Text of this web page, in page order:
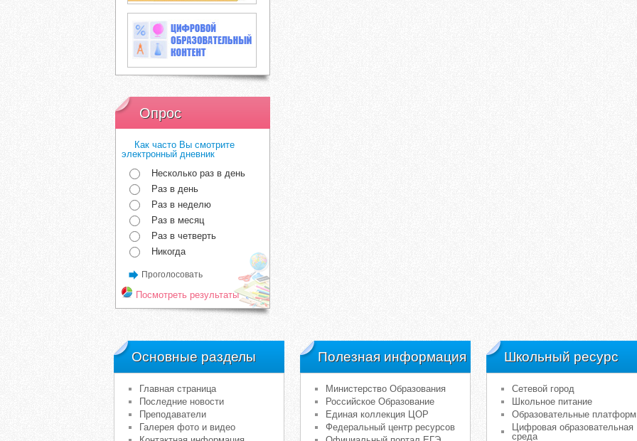
Опрос
Как часто Вы смотрите
электронный дневник
Несколько раз в день
Раз в день
Раз в неделю
Раз в месяц
Раз в четверть
Никогда
Проголосовать
Посмотреть результаты
Основные разделы
Главная страница
Последние новости
Преподаватели
Галерея фото и видео
Полезная информация
Министерство Образования
Российское Образование
Единая коллекция ЦОР
Федеральный центр ресурсов
Школьный ресурс
Сетевой город
Школьное питание
Образовательные
Цифровая образовательная
среда